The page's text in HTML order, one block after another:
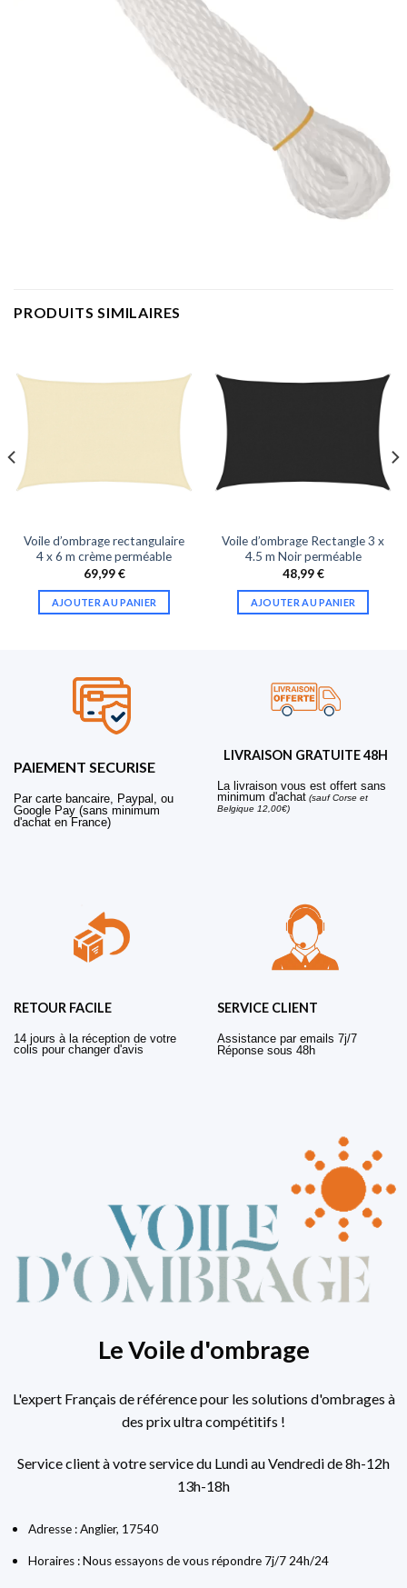
PRODUITS SIMILAIRES
Voile d’ombrage rectangulaire
4 x 6 m crème perméable
69,99€
AJOUTER AU PANIER
Voile d’ombrage Rectangle 3 x
4.5 m Noir perméable
48,99€
AJOUTER AU PANIER
PAIEMENT SECURISE
Par carte bancaire, Paypal, ou
Google Pay (sans minimum
d'achat en France)
LIVRAISON GRATUITE 48H
La livraison vous est offert sans
minimum d'achat (sauf Corse et
Belgique 12,00€)
RETOUR FACILE
14 jours à la réception de votre
colis pour changer d'avis
SERVICE CLIENT
Assistance par emails 7j/7
Réponse sous 48h
Le Voile d'ombrage
L'expert Français de référence pour les solutions d'ombrages à
des prix ultra compétitifs !
Service client à votre service du Lundi au Vendredi de 8h-12h
13h-18h
Adresse : Anglier, 17540
Horaires : Nous essayons de vous répondre 7j/7 24h/24